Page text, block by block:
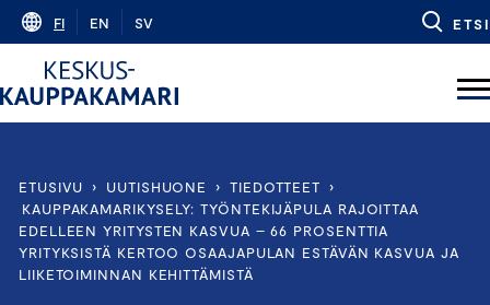
Skip
content
FI EN SV ETSI
ETUSIVU › UUTISHUONE › TIEDOTTEET
›
KAUPPAKAMARIKYSELY: TYÖNTEKIJÄPULA RAJOITTAA
EDELLEEN YRITYSTEN KASVUA – 66 PROSENTTIA
YRITYKSISTÄ KERTOO OSAAJAPULAN ESTÄVÄN KASVUA JA
LIIKETOIMINNAN KEHITTÄMISTÄ